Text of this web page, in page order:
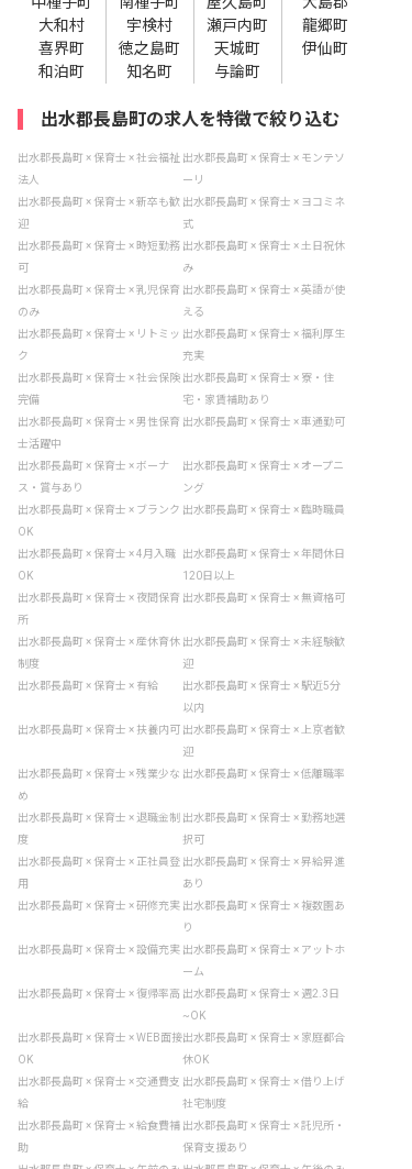
大和村
宇検村 瀬戸内町
龍郷町
喜界町
徳之島町 天城町
伊仙町
和泊町
知名町 与論町
出水郡長島町の求人を特徴で絞り込む
出水郡長島町 × 保育士 × 社会福祉
法人
出水郡長島町 × 保育士 × モンテソ
ーリ
出水郡長島町 × 保育士 × 新卒も歓
迎
出水郡長島町 × 保育士 × ヨコミネ
式
出水郡長島町 × 保育士 × 時短勤務
可
出水郡長島町 × 保育士 × 土日祝休
み
出水郡長島町 × 保育士 × 乳児保育
のみ
出水郡長島町 × 保育士 × 英語が使
える
出水郡長島町 × 保育士 × リトミッ
ク
出水郡長島町 × 保育士 × 福利厚生
充実
出水郡長島町 × 保育士 × 社会保険
完備
出水郡長島町 × 保育士 × 寮・住
宅・家賃補助あり
出水郡長島町 × 保育士 × 男性保育
士活躍中
出水郡長島町 × 保育士 × 車通勤可
出水郡長島町 × 保育士 × ボーナ
ス・賞与あり
出水郡長島町 × 保育士 × オープニ
ング
出水郡長島町 × 保育士 × ブランク
OK
出水郡長島町 × 保育士 × 臨時職員
出水郡長島町 × 保育士 × 4月入職
OK
出水郡長島町 × 保育士 × 年間休日
120日以上
出水郡長島町 × 保育士 × 夜間保育
所
出水郡長島町 × 保育士 × 無資格可
出水郡長島町 × 保育士 × 産休育休
制度
出水郡長島町 × 保育士 × 未経験歓
迎
出水郡長島町 × 保育士 × 有給
出水郡長島町 × 保育士 × 駅近5分
以内
出水郡長島町 × 保育士 × 扶養内可 出水郡長島町 × 保育士 × 上京者歓
迎
出水郡長島町 × 保育士 × 残業少な
め
出水郡長島町 × 保育士 × 低離職率
出水郡長島町 × 保育士 × 退職金制
度
出水郡長島町 × 保育士 × 勤務地選
択可
出水郡長島町 × 保育士 × 正社員登
用
出水郡長島町 × 保育士 × 昇給昇進
あり
出水郡長島町 × 保育士 × 研修充実 出水郡長島町 × 保育士 × 複数園あ
り
出水郡長島町 × 保育士 × 設備充実 出水郡長島町 × 保育士 × アットホ
ーム
出水郡長島町 × 保育士 × 復帰率高 出水郡長島町 × 保育士 × 週2.3日
~OK
出水郡長島町 × 保育士 × WEB面接
OK
出水郡長島町 × 保育士 × 家庭都合
休OK
出水郡長島町 × 保育士 × 交通費支
給
出水郡長島町 × 保育士 × 借り上げ
社宅制度
出水郡長島町 × 保育士 × 給食費補
助
出水郡長島町 × 保育士 × 託児所・
保育支援あり